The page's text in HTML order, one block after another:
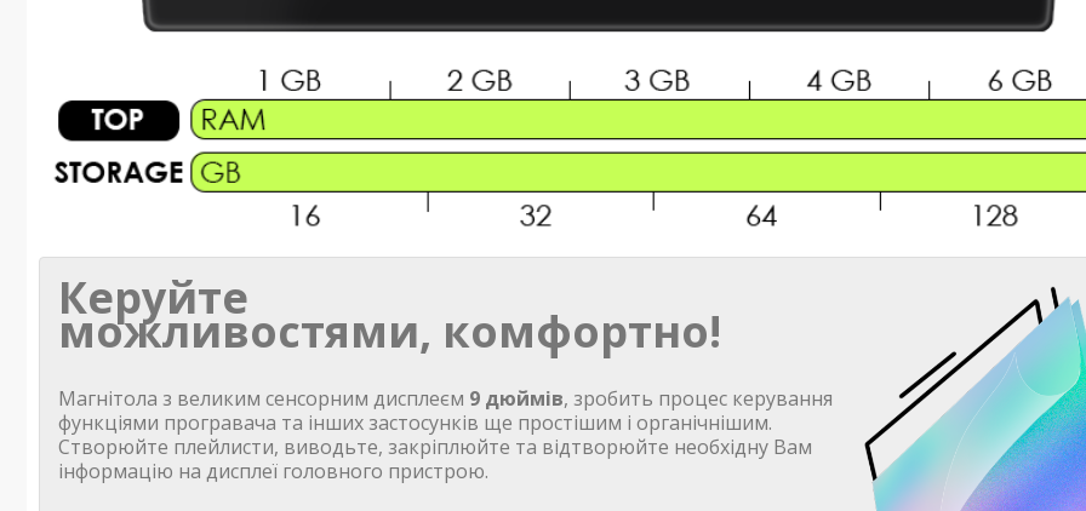
Керуйте
можливостями, комфортно!
Магнітола з великим сенсорним дисплеєм 9 дюймів, зробить процес керування
функціями програвача та інших застосунків ще простішим і органічнішим.
Створюйте плейлисти, виводьте, закріплюйте та відтворюйте необхідну Вам
інформацію на дисплеї головного пристрою.